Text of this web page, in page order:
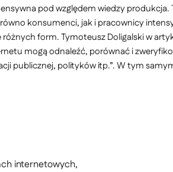
pod względem wiedzy
konsumenci, jak i pracownicy
form. Tymoteusz Doligalski w
mogą odnaleźć, porównać i
publicznej, polityków itp.”. W tym
internetowych,